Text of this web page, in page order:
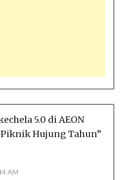
5.0 di AEON
Hujung Tahun”
AM